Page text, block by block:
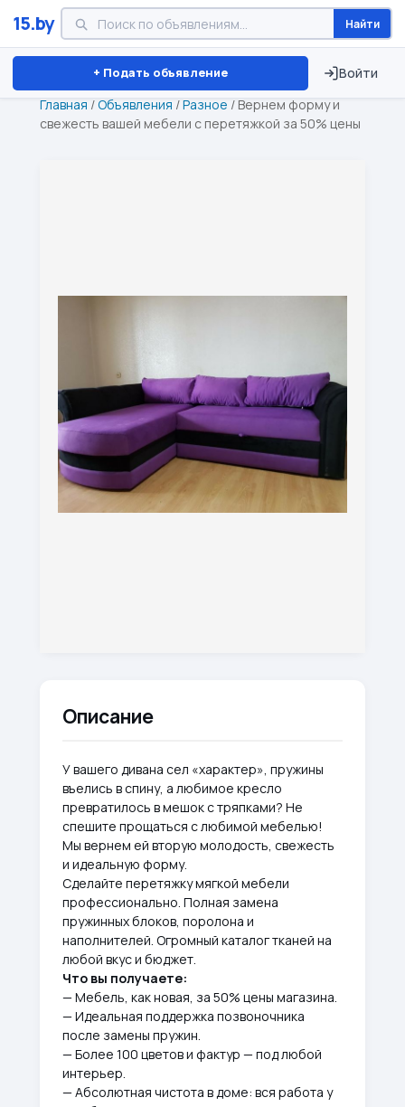
15.by Найти
+ Подать объявление Войти
Минск Витебск Брест ⏱ ТОЛЬКО 15 ДНЕЙ
Главная /Объявления /Разное / Вернем форму и
свежесть вашей мебели с перетяжкой за 50% цены
Описание
У вашего дивана сел «характер», пружины
въелись в спину, а любимое кресло
превратилось в мешок с тряпками? Не
спешите прощаться с любимой мебелью!
Мы вернем ей вторую молодость, свежесть
и идеальную форму.
Сделайте перетяжку мягкой мебели
профессионально. Полная замена
пружинных блоков, поролона и
наполнителей. Огромный каталог тканей на
любой вкус и бюджет.
Что вы получаете:
— Мебель, как новая, за 50% цены магазина.
— Идеальная поддержка позвоночника
после замены пружин.
— Более 100 цветов и фактур — под любой
интерьер.
— Абсолютная чистота в доме: вся работа у